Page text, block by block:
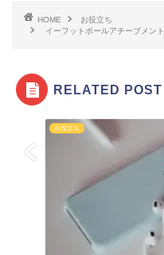
HOME
お役立ち
イーフットボールアチーブメン
RELATED POST
お役立ち